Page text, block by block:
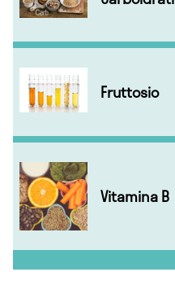
Fruttosio
Vitamina B